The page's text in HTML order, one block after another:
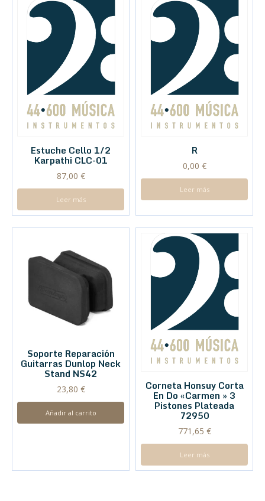
Estuche Cello 1/2
Karpathi CLC-01
87,00 €
Leer más
R
0,00 €
Leer más
Soporte Reparación
Guitarras Dunlop Neck
Stand NS42
23,80 €
Añadir al carrito
Corneta Honsuy Corta
En Do «Carmen » 3
Pistones Plateada
72950
771,65 €
Leer más